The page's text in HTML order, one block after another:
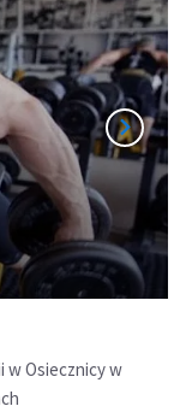
w Osiecznicy w